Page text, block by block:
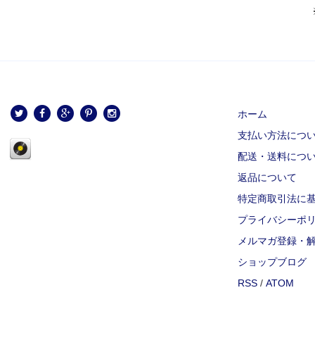
ホーム
支払い方法につ
配送・送料につ
返品について
特定商取引法に
プライバシーポ
メルマガ登録・
ショップブログ
RSS / ATOM